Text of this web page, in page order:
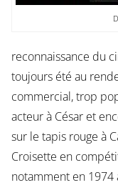
reconnaissance du
toujours été au
commercial, trop
acteur à César et
sur le tapis rouge à
Croisette en
notamment en 1974